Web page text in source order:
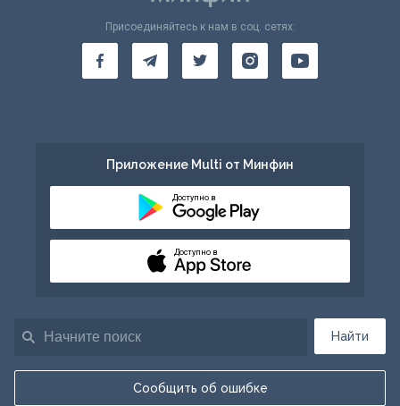
Найти
Сообщить об ошибке
Присоединяйтесь к нам в соц. сетях:
Приложение Multi от Минфин
Доступно в
Доступно в